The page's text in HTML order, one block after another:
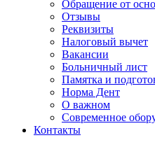
Обращение от
Отзывы
Реквизиты
Налоговый вычет
Вакансии
Больничный лист
Памятка и
Норма Дент
О важном
Современное
Контакты